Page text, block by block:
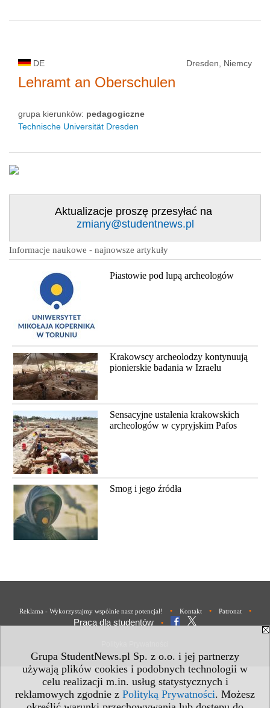
Grupa StudentNews.pl Sp. z o.o. i jej partnerzy
używają plików cookies i podobnych technologii w
celu realizacji m.in. usług statystycznych i
reklamowych zgodnie z Polityką Prywatności. Możesz
DE Dresden, Niemcy
Lehramt an Oberschulen
grupa kierunków: pedagogiczne
Technische Universität Dresden
Aktualizacje proszę przesyłać na
zmiany@studentnews.pl
Informacje naukowe - najnowsze artykuły
Piastowie pod lupą archeologów
Krakowscy archeolodzy kontynuują
pionierskie badania w Izraelu
Sensacyjne ustalenia krakowskich
archeologów w cypryjskim Pafos
Smog i jego źródła
Reklama - Wykorzystajmy wspólnie nasz potencjał! • Kontakt • Patronat •
Praca dla studentów •